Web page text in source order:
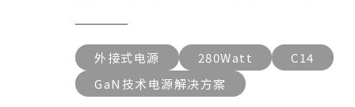
外接式电源 280Watt
C14
GaN技术电源解决方案